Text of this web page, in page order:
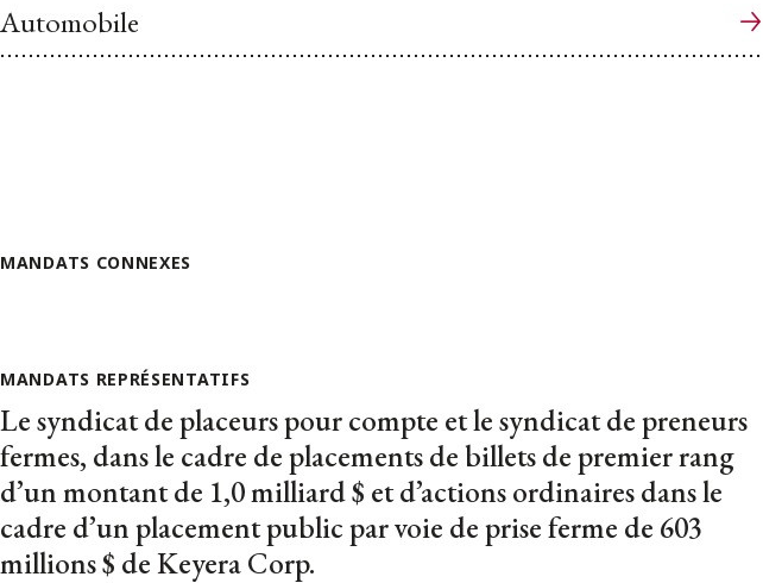
Automobile
MANDATS CONNEXES
MANDATS REPRÉSENTATIFS
Le syndicat de placeurs pour compte et le syndicat de preneurs
fermes, dans le cadre de placements de billets de premier rang
d’un montant de 1,0 milliard $ et d’actions ordinaires dans le
cadre d’un placement public par voie de prise ferme de 603
millions $ de Keyera Corp.